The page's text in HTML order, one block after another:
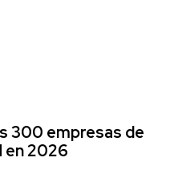
300 empresas de
en 2026